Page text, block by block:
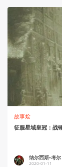
故事烩
征服星域皇冠：战
纳尔西斯•考尔
2020-01-11